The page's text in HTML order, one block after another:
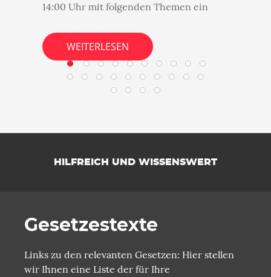
14:00 Uhr mit folgenden Themen ein
WEITERLESEN
HILFREICH UND WISSENSWERT
Gesetzestexte
Links zu den relevanten Gesetzen: Hier stellen
wir Ihnen eine Liste der für Ihre